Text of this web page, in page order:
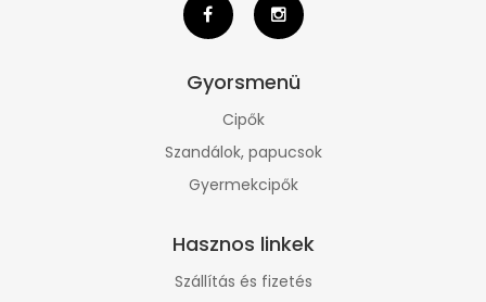
Gyorsmenü
Cipők
Szandálok, papucsok
Gyermekcipők
Hasznos linkek
Szállítás és fizetés